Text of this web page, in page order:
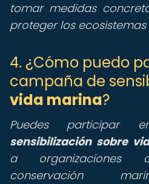
tomar medidas
proteger los ecosistemas
4. ¿Cómo puedo
campaña de
vida marina?
Puedes participar
sensibilización sobre
a organizaciones
conservación